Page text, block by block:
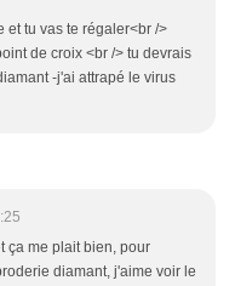
et tu vas te régaler<br />
de croix <br /> tu devrais
-j'ai attrapé le virus
ça me plait bien, pour
diamant, j'aime voir le